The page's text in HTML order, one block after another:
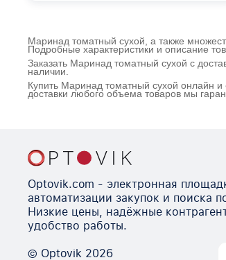
Маринад томатный сухой, а также
Подробные характеристики и описание
Заказать Маринад томатный сухой с
наличии.
Купить Маринад томатный сухой онлайн
доставки любого объема товаров мы
Optovik.com - электронная
автоматизации закупок и поиска
Низкие цены, надёжные
удобство работы.
© Optovik 2026